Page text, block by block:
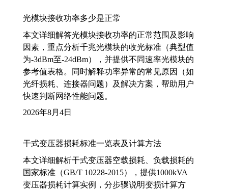
光模块接收功率多少是正常
本文详细解答光模块接收功率的正常范围及影响
因素，重点分析千兆光模块的收光标准（典型值
为-3dBm至-24dBm），并提供不同速率光模块的
参考值表格。同时解释功率异常的常见原因（如
光纤损耗、连接器问题）及解决方案，帮助用户
快速判断网络性能问题。
2026年8月4日
干式变压器损耗标准一览表及计算方法
本文详细解析干式变压器空载损耗、负载损耗的
国家标准（GB/T 10228-2015），提供1000kVA
变压器损耗计算实例，分步骤说明变损计算方